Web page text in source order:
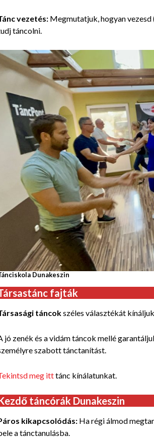
vezetés: Megmutatjuk, hogyan vezesd
táncolni.
Dunakeszin
fajták
táncokszéles választékát
jó zenék és a vidám táncok mellé
szabott tánctanítást.
meg itttánc kínálatunkat.
táncórák Dunakeszin
kikapcsolódás: Ha régi álmod
a tánctanulásba.